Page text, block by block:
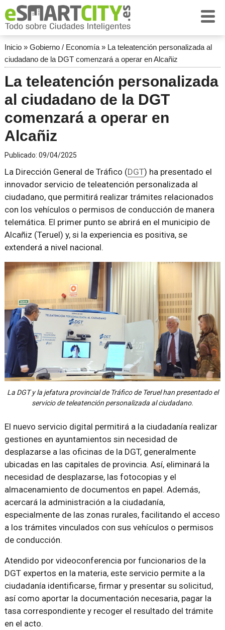
Inicio» Gobierno / Economía» La teleatención personalizada al
ciudadano de la DGT comenzará a operar en Alcañiz
La teleatención personalizada
al ciudadano de la DGT
comenzará a operar en
Alcañiz
Publicado: 09/04/2025
La Dirección General de Tráfico (DGT) ha presentado el
innovador servicio de teleatención personalizada al
ciudadano, que permitirá realizar trámites relacionados
con los vehículos o permisos de conducción de manera
telemática. El primer punto se abrirá en el municipio de
Alcañiz (Teruel) y, si la experiencia es positiva, se
extenderá a nivel nacional.
La DGT y la jefatura provincial de Tráfico de Teruel han presentado el
servicio de teleatención personalizada al ciudadano.
El nuevo servicio digital permitirá a la ciudadanía realizar
gestiones en ayuntamientos sin necesidad de
desplazarse a las oficinas de la DGT, generalmente
ubicadas en las capitales de provincia. Así, eliminará la
necesidad de desplazarse, las fotocopias y el
almacenamiento de documentos en papel. Además,
acercará la administración a la ciudadanía,
especialmente de las zonas rurales, facilitando el acceso
a los trámites vinculados con sus vehículos o permisos
de conducción.
Atendido por videoconferencia por funcionarios de la
DGT expertos en la materia, este servicio permite a la
ciudadanía identificarse, firmar y presentar su solicitud,
así como aportar la documentación necesaria, pagar la
tasa correspondiente y recoger el resultado del trámite
en el acto.